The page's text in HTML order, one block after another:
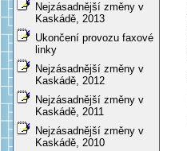
Nejzásadnější změny v
Kaskádě, 2013
Ukončení provozu faxové
linky
Nejzásadnější změny v
Kaskádě, 2012
Nejzásadnější změny v
Kaskádě, 2011
Nejzásadnější změny v
Kaskádě, 2010